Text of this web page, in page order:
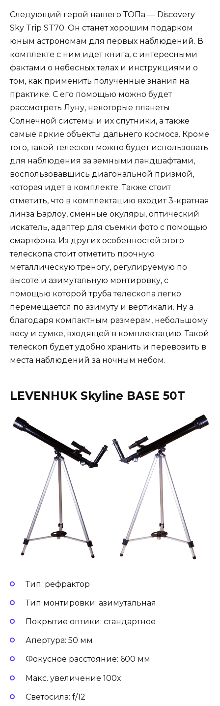
Следующий герой нашего ТОПа — Discovery
Sky Trip ST70. Он станет хорошим подарком
юным астрономам для первых наблюдений. В
комплекте с ним идет книга, с интересными
фактами о небесных телах и инструкциями о
том, как применить полученные знания на
практике. С его помощью можно будет
рассмотреть Луну, некоторые планеты
Солнечной системы и их спутники, а также
самые яркие объекты дальнего космоса. Кроме
того, такой телескоп можно будет использовать
для наблюдения за земными ландшафтами,
воспользовавшись диагональной призмой,
которая идет в комплекте. Также стоит
отметить, что в комплектацию входит 3-кратная
линза Барлоу, сменные окуляры, оптический
искатель, адаптер для съемки фото с помощью
смартфона. Из других особенностей этого
телескопа стоит отметить прочную
металлическую треногу, регулируемую по
высоте и азимутальную монтировку, с
помощью которой труба телескопа легко
перемещается по азимуту и вертикали. Ну а
благодаря компактным размерам, небольшому
весу и сумке, входящей в комплектацию. Такой
телескоп будет удобно хранить и перевозить в
места наблюдений за ночным небом.
LEVENHUK Skyline BASE 50T
Тип: рефрактор
Тип монтировки: азимутальная
Покрытие оптики: стандартное
Апертура: 50 мм
Фокусное расстояние: 600 мм
Макс. увеличение 100х
Светосила: f/12